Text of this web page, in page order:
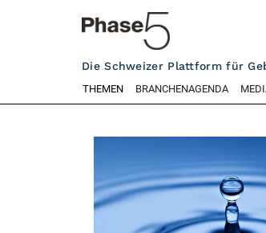
Die Schweizer Plattform für
THEMEN BRANCHENAGENDA